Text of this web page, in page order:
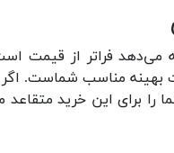
می‌دهد فراتر از قیمت
بهینه مناسب شماست.
برای این خرید